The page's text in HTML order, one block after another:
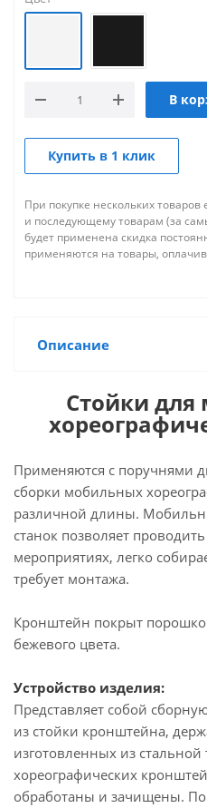
В
Купить в 1 клик
При покупке нескольких
и последующему товарам (за
будет применена скидка
применяются на товары,
Описание
Стойки для
Применяются с поручнями
сборки мобильных
различной длины.
станок позволяет
мероприятиях, легко
требует монтажа.
Кронштейн покрыт
бежевого цвета.
Устройство изделия:
Представляет собой
из стойки кронштейна,
изготовленных из
хореографических
обработаны и зачищены.